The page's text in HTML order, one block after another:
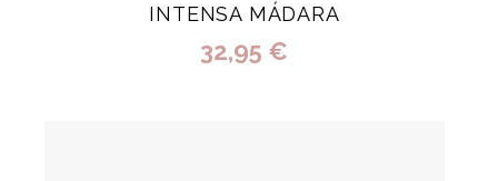
INTENSA MÁDARA
32,95 €